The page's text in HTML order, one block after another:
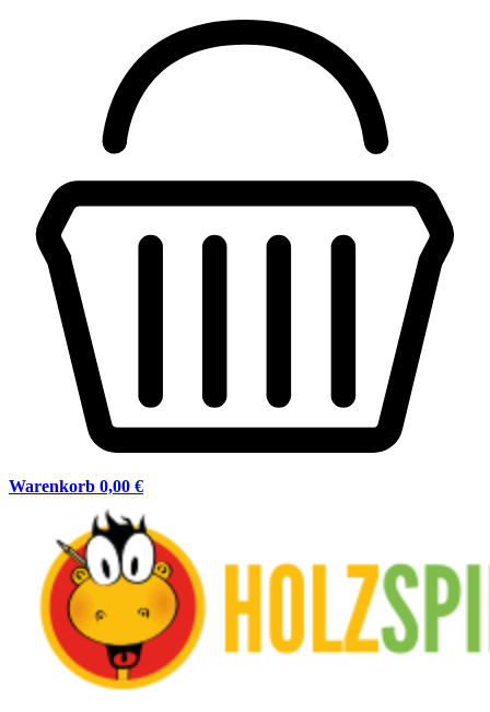
Warenkorb 0,00 €